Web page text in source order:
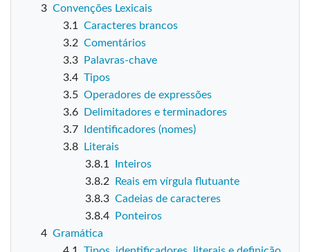
3 Convenções Lexicais
3.1 Caracteres brancos
3.2 Comentários
3.3
Palavras-chave
3.4 Tipos
3.5 Operadores de expressões
3.6
Delimitadores e terminadores
3.7
Identificadores (nomes)
3.8
Literais
3.8.1
Inteiros
3.8.2
Reais em vírgula flutuante
3.8.3 Cadeias de caracteres
3.8.4
Ponteiros
4 Gramática